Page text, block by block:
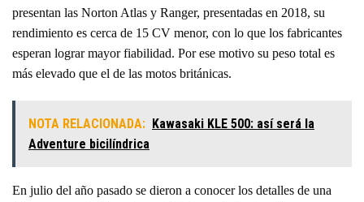
presentan las Norton Atlas y Ranger, presentadas en 2018, su
rendimiento es cerca de 15 CV menor, con lo que los fabricantes
esperan lograr mayor fiabilidad. Por ese motivo su peso total es
más elevado que el de las motos británicas.
NOTA RELACIONADA: Kawasaki KLE 500: así será la
Adventure bicilíndrica
En julio del año pasado se dieron a conocer los detalles de una